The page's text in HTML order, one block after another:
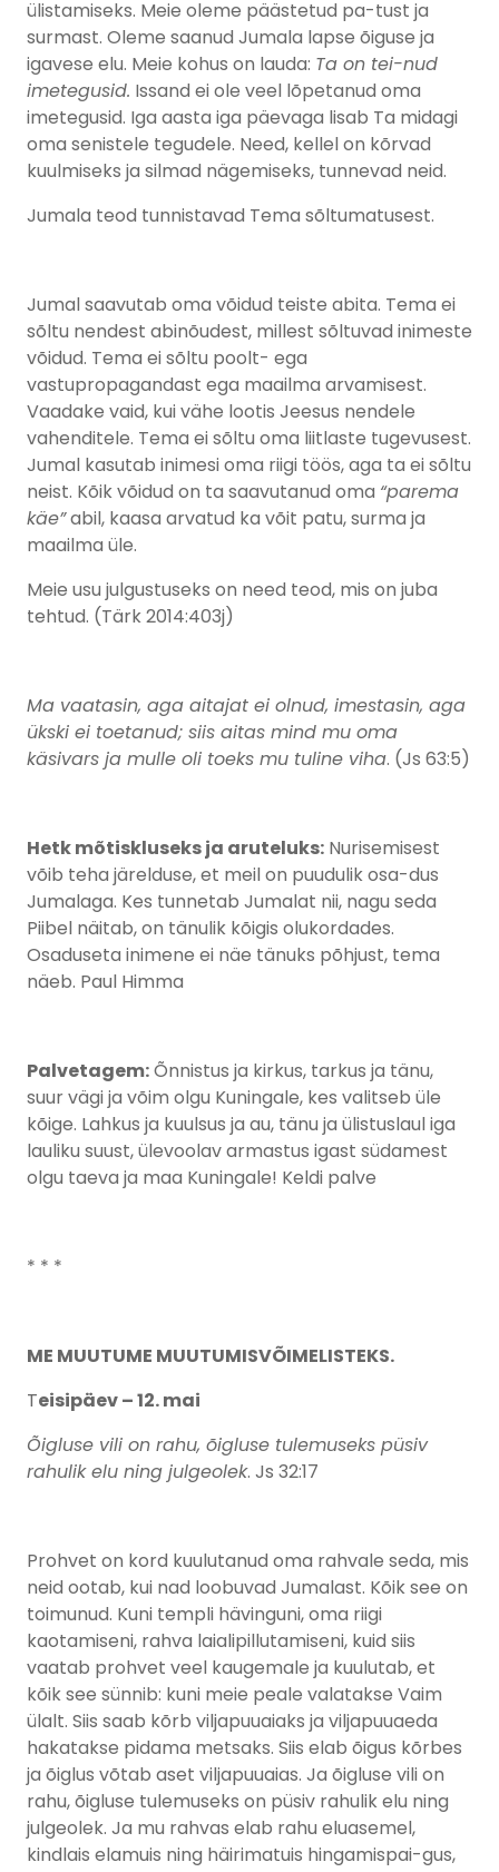
ülistamiseks. Meie oleme päästetud pa-tust ja
surmast. Oleme saanud Jumala lapse õiguse ja
igavese elu. Meie kohus on lauda: Ta on tei-nud
imetegusid. Issand ei ole veel lõpetanud oma
imetegusid. Iga aasta iga päevaga lisab Ta midagi
oma senistele tegudele. Need, kellel on kõrvad
kuulmiseks ja silmad nägemiseks, tunnevad neid.
Jumala teod tunnistavad Tema sõltumatusest.
Jumal saavutab oma võidud teiste abita. Tema ei
sõltu nendest abinõudest, millest sõltuvad inimeste
võidud. Tema ei sõltu poolt- ega
vastupropagandast ega maailma arvamisest.
Vaadake vaid, kui vähe lootis Jeesus nendele
vahenditele. Tema ei sõltu oma liitlaste tugevusest.
Jumal kasutab inimesi oma riigi töös, aga ta ei sõltu
neist. Kõik võidud on ta saavutanud oma “parema
käe”abil, kaasa arvatud ka võit patu, surma ja
maailma üle.
Meie usu julgustuseks on need teod, mis on juba
tehtud. (Tärk 2014:403j)
Ma vaatasin, aga aitajat ei olnud, imestasin, aga
ükski ei toetanud; siis aitas mind mu oma
käsivars ja mulle oli toeks mu tuline viha. (Js 63:5)
Hetk mõtiskluseks ja aruteluks: Nurisemisest
võib teha järelduse, et meil on puudulik osa-dus
Jumalaga. Kes tunnetab Jumalat nii, nagu seda
Piibel näitab, on tänulik kõigis olukordades.
Osaduseta inimene ei näe tänuks põhjust, tema
näeb. Paul Himma
Palvetagem:Õnnistus ja kirkus, tarkus ja tänu,
suur vägi ja võim olgu Kuningale, kes valitseb üle
kõige. Lahkus ja kuulsus ja au, tänu ja ülistuslaul iga
lauliku suust, ülevoolav armastus igast südamest
olgu taeva ja maa Kuningale! Keldi palve
* * *
ME MUUTUME MUUTUMISVÕIMELISTEKS.
Teisipäev – 12. mai
Õigluse vili on rahu, õigluse tulemuseks püsiv
rahulik elu ning julgeolek. Js 32:17
Prohvet on kord kuulutanud oma rahvale seda, mis
neid ootab, kui nad loobuvad Jumalast. Kõik see on
toimunud. Kuni templi hävinguni, oma riigi
kaotamiseni, rahva laialipillutamiseni, kuid siis
vaatab prohvet veel kaugemale ja kuulutab, et
kõik see sünnib: kuni meie peale valatakse Vaim
ülalt. Siis saab kõrb viljapuuaiaks ja viljapuuaeda
hakatakse pidama metsaks. Siis elab õigus kõrbes
ja õiglus võtab aset viljapuuaias. Ja õigluse vili on
rahu, õigluse tulemuseks on püsiv rahulik elu ning
julgeolek. Ja mu rahvas elab rahu eluasemel,
kindlais elamuis ning häirimatuis hingamispai-gus,